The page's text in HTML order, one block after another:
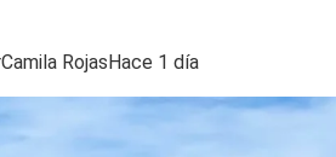
Camila Rojas Hace 1 día